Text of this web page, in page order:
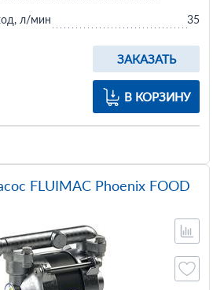
ЗАКАЗАТЬ
В КОРЗИНУ
л/мин 35
FLUIMAC Phoenix FOOD